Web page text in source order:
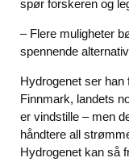
spør forskeren og
– Flere muligheter
spennende
Hydrogenet ser
Finnmark, landets
er vindstille – men
håndtere all
Hydrogenet kan så